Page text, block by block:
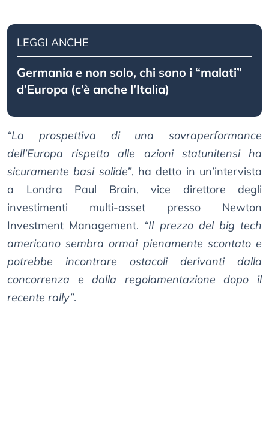
LEGGI ANCHE
Germania e non solo, chi sono i “malati”
d’Europa (c’è anche l’Italia)
“La prospettiva di una sovraperformance
dell’Europa rispetto alle azioni statunitensi ha
sicuramente basi solide”, ha detto in un’intervista
a Londra Paul Brain, vice direttore degli
investimenti multi-asset presso Newton
Investment Management. “Il prezzo del big tech
americano sembra ormai pienamente scontato e
potrebbe incontrare ostacoli derivanti dalla
concorrenza e dalla regolamentazione dopo il
recente rally”.